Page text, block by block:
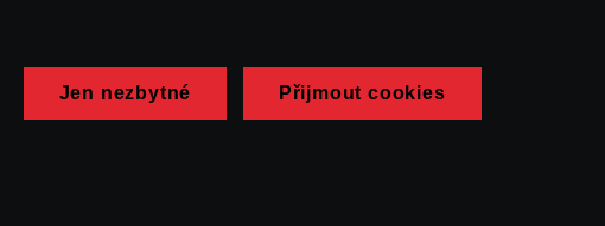
Jen nezbytné Přijmout cookies